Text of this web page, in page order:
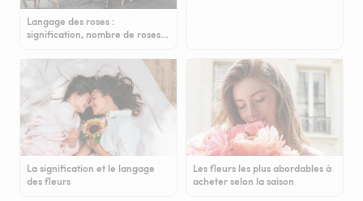
Langage des roses :
signification, nombre de roses…
La signification et le langage
des fleurs
Les fleurs les plus abordables à
acheter selon la saison